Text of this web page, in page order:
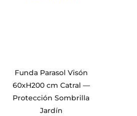
Funda Parasol Visón
60xH200 cm Catral —
Protección Sombrilla
Jardín